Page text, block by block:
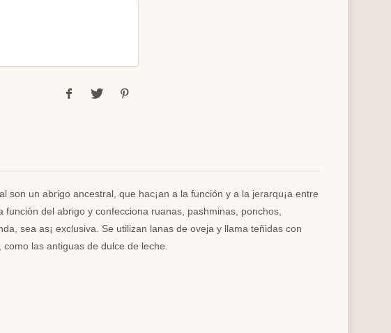
un abrigo ancestral, que hac¡an a la función y a la jerarqu¡a entre
la función del abrigo y confecciona ruanas, pashminas, ponchos,
sea as¡ exclusiva. Se utilizan lanas de oveja y llama teñidas con
las antiguas de dulce de leche.